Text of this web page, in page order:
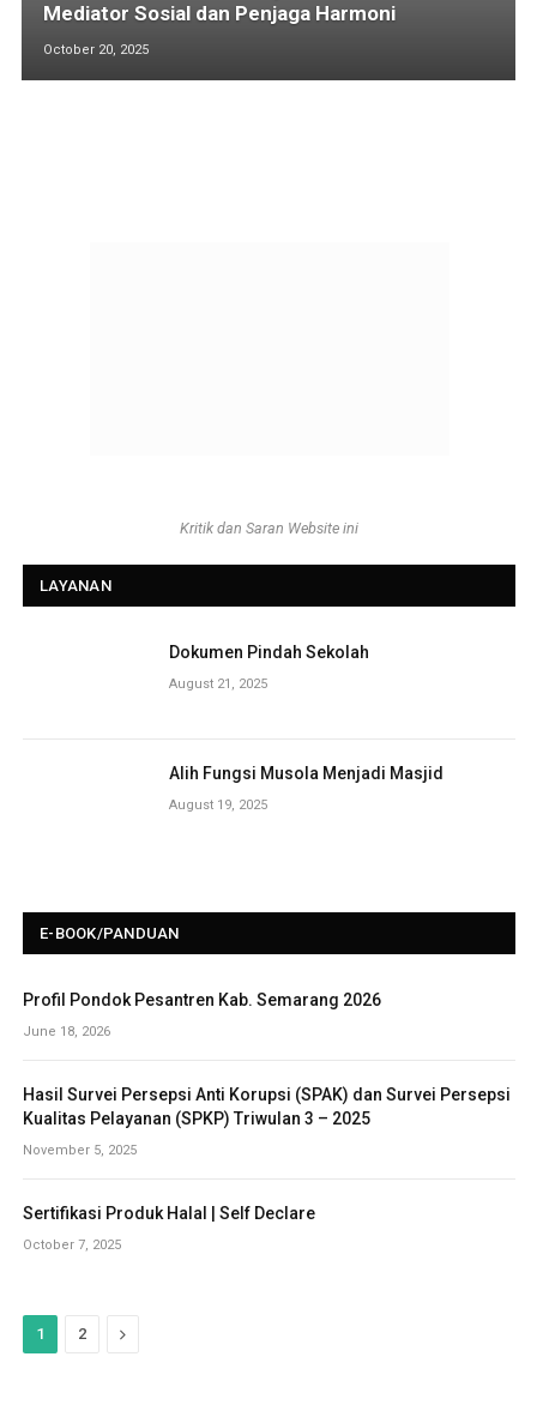
Mediator Sosial dan Penjaga Harmoni
October 20, 2025
Kritik dan Saran Website ini
LAYANAN
Dokumen Pindah Sekolah
August 21, 2025
Alih Fungsi Musola Menjadi Masjid
August 19, 2025
E-BOOK/PANDUAN
Profil Pondok Pesantren Kab. Semarang 2026
June 18, 2026
Hasil Survei Persepsi Anti Korupsi (SPAK) dan Survei Persepsi
Kualitas Pelayanan (SPKP) Triwulan 3 – 2025
November 5, 2025
Sertifikasi Produk Halal | Self Declare
October 7, 2025
1 2
N